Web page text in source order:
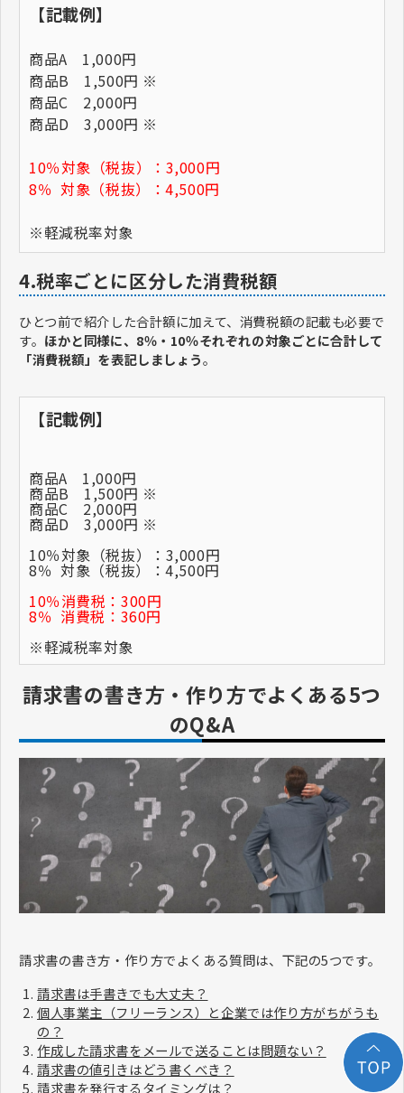
【記載例】
商品A 1,000円
商品B 1,500円 ※
商品C 2,000円
商品D 3,000円 ※
10％対象（税抜）：3,000円
8％ 対象（税抜）：4,500円
※軽減税率対象
4.税率ごとに区分した消費税額
ひとつ前で紹介した合計額に加えて、消費税額の記載も必要で
す。 ほかと同様に、8％・10％それぞれの対象ごとに合計して
「消費税額」を表記しましょう。
【記載例】
商品A 1,000円
商品B 1,500円 ※
商品C 2,000円
商品D 3,000円 ※
10％対象（税抜）：3,000円
8％ 対象（税抜）：4,500円
10％消費税：300円
8％ 消費税：360円
※軽減税率対象
請求書の書き方・作り方でよくある5つ
のQ&A
請求書の書き方・作り方でよくある質問は、下記の5つです。
請求書は手書きでも大丈夫？
個人事業主（フリーランス）と企業では作り方がちがうも
の？
作成した請求書をメールで送ることは問題ない？
請求書の値引きはどう書くべき？
請求書を発行するタイミングは？